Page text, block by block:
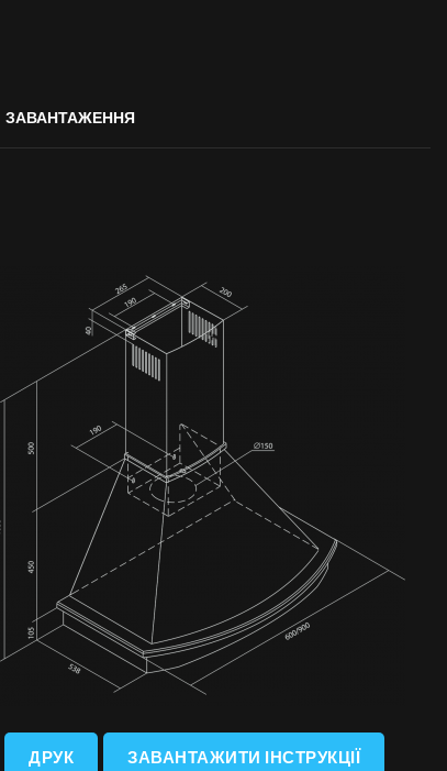
ЗАВАНТАЖЕННЯ
ДРУК ЗАВАНТАЖИТИ ІНСТРУКЦІЇ